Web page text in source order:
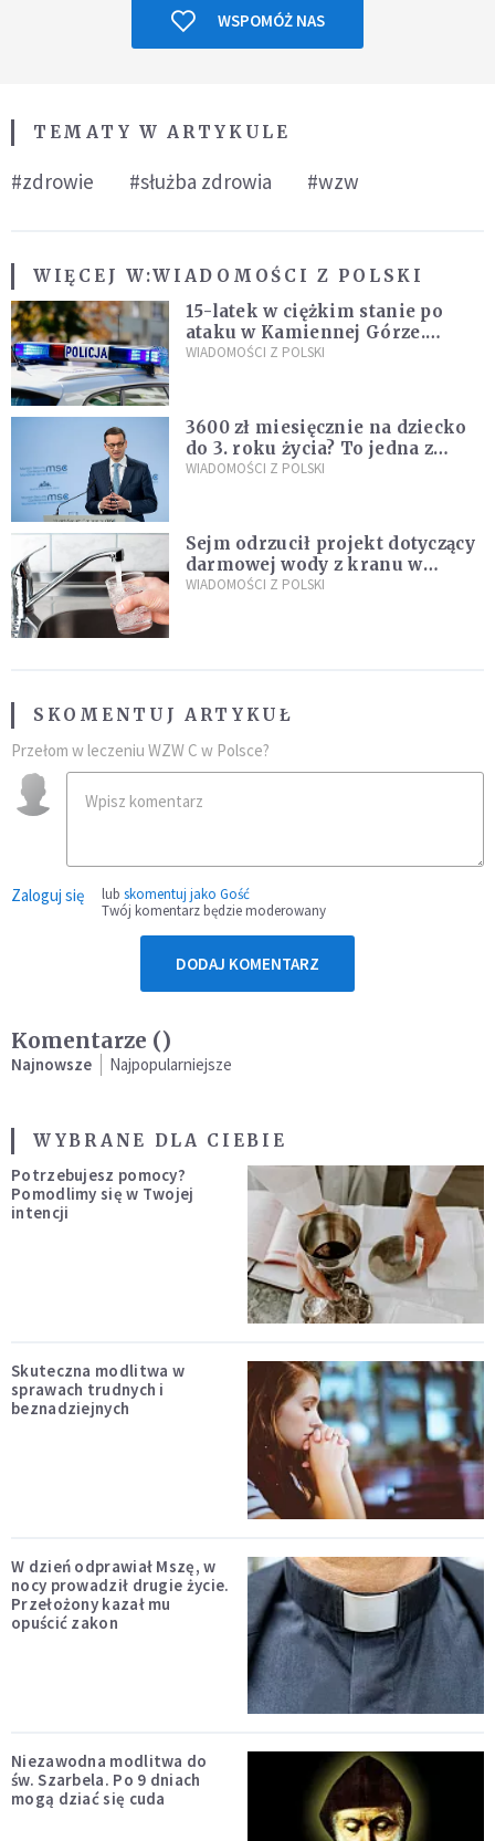
WSPOMÓŻ NAS
TEMATY W ARTYKULE
#zdrowie #służba zdrowia #wzw
WIĘCEJ W:WIADOMOŚCI Z POLSKI
15-latek w ciężkim stanie po
ataku w Kamiennej Górze.
Policja zatrzymała dwóch
WIADOMOŚCI Z POLSKI
3600 zł miesięcznie na dziecko
do 3. roku życia? To jedna z
propozycji programu "Rozwój
WIADOMOŚCI Z POLSKI
Sejm odrzucił projekt dotyczący
darmowej wody z kranu w
restauracjach
WIADOMOŚCI Z POLSKI
SKOMENTUJ ARTYKUŁ
Przełom w leczeniu WZW C w Polsce?
Zaloguj się lub skomentuj jako Gość
Twój komentarz będzie moderowany
DODAJ KOMENTARZ
Komentarze ()
Najnowsze Najpopularniejsze
WYBRANE DLA CIEBIE
Potrzebujesz pomocy?
Pomodlimy się w Twojej
intencji
Skuteczna modlitwa w
sprawach trudnych i
beznadziejnych
W dzień odprawiał Mszę, w
nocy prowadził drugie życie.
Przełożony kazał mu
opuścić zakon
Niezawodna modlitwa do
św. Szarbela. Po 9 dniach
mogą dziać się cuda